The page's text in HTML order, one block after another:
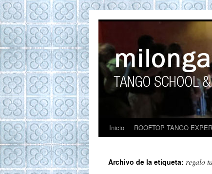
ROOFTOP
Barcelona. Show Tango. barcelona
experience. Private Tango Lesson. Rooftop
Tango experience Barcelona. Tango
Barcelona
Inicio ROOFTOP TANGO
Archivo de la etiqueta: regalo